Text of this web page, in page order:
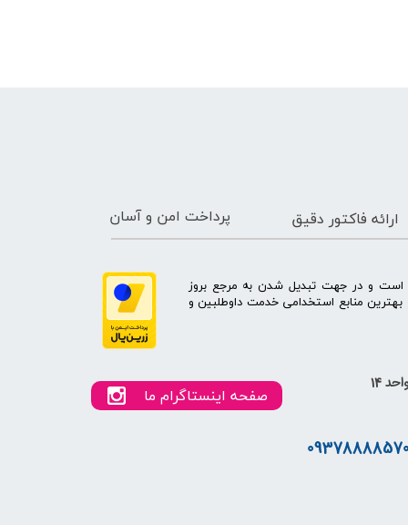
ارائه فاکتور دقیق پرداخت امن و آسان
است و در جهت تبدیل شدن به مرجع بروز
منابع استخدامی خدمت داوطلبین و
صفحه اینستاگرام ما